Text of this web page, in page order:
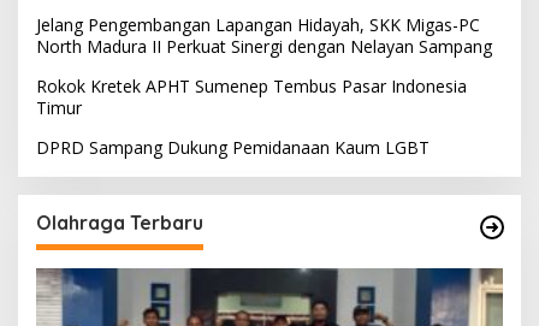
Jelang Pengembangan Lapangan Hidayah, SKK Migas-PC
North Madura II Perkuat Sinergi dengan Nelayan Sampang
Rokok Kretek APHT Sumenep Tembus Pasar Indonesia
Timur
DPRD Sampang Dukung Pemidanaan Kaum LGBT
Olahraga Terbaru